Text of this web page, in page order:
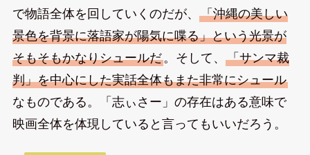
で物語全体を回していくのだが、 「沖縄の美しい
景色を背景に落語家が陽気に喋る」という光景が
そもそもかなりシュールだ。そして、 「サンマ裁
判」を中心にした実話全体もまた非常にシュール
なものである。「志ぃさー」の存在はある意味で
映画全体を体現していると言ってもいいだろう。